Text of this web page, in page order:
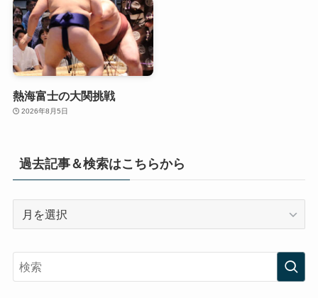
熱海富士の大関挑戦
2026年8月5日
過去記事＆検索はこちらから
事
＆